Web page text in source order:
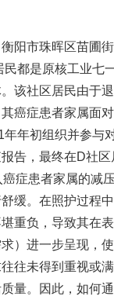
阳市珠晖区苗圃
都是原核工业七
该社区居民由于
癌症患者家属面
年初组织并参与
告，最终在D社
症患者家属的减
缓。在照护过程
重负，导致其在
）进一步呈现，
往未得到重视或
量。因此，如何